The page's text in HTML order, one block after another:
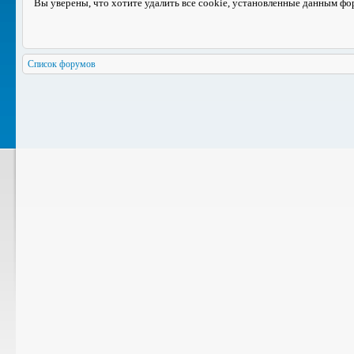
Вы уверены, что хотите удалить все cookie, установленные данным
Список форумов